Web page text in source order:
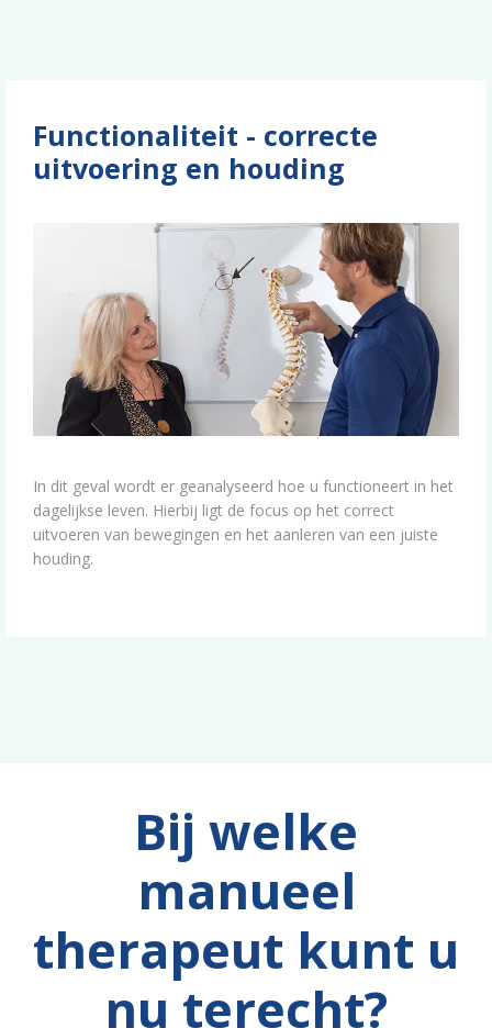
Functionaliteit - correcte
uitvoering en houding
In dit geval wordt er geanalyseerd hoe u functioneert in het
dagelijkse leven. Hierbij ligt de focus op het correct
uitvoeren van bewegingen en het aanleren van een juiste
houding.
Bij welke
manueel
therapeut kunt u
nu terecht?